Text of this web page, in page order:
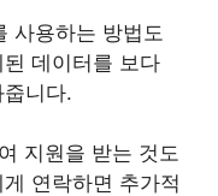
사용하는 방법도
데이터를 보다
니다.
지원을 받는 것도
연락하면 추가적